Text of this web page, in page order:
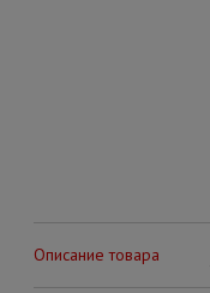
Описание товара